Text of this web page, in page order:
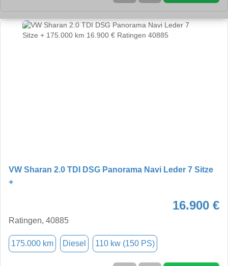
VW Sharan 2.0 TDI DSG Panorama Navi Leder 7 Sitze
+
16.900 €
Ratingen, 40885
175.000 km Diesel 110 kw (150 PS)